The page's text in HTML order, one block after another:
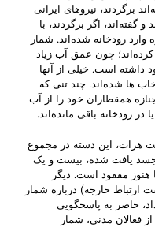
برگردند، نیروهای ایرانی
گفته‌اند، اگر برگردند، ‌با
وارد رودخانه شده‌اند. شمار
عبور کرده‌اند؛ چون عمق آب زیاد
داشته است. خیلی از آنها
­ها شده‌اند. چند تنی که
همقطاران خود را از آب
رودخانه باقی مانده‌اند.‌
هرات، این دسته در مجموع
یافت شده، بیست و یک
هنوز مفقود‌‌ است. دیگر
ارتباط خارجه) درباره شمار
حاضر به پاسخگویی
‌فعالان مدنی‌، شمار